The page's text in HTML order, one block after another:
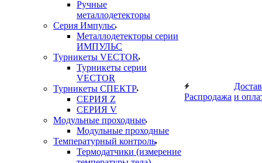
Ручные
металлодетекторы
Серия Импульс
Металлодетекторы серии
ИМПУЛЬС
Турникеты VECTOR
Турникеты серии
VECTOR
Турникеты СПЕКТР
СЕРИЯ Z
СЕРИЯ V
Модульные проходные
Модульные проходные
Температурный контроль
Термодатчики (измерение
Распродажа и